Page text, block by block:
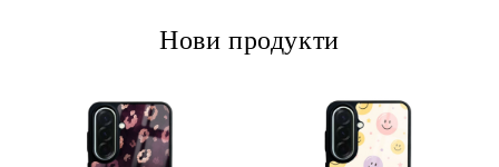
Нови продукти